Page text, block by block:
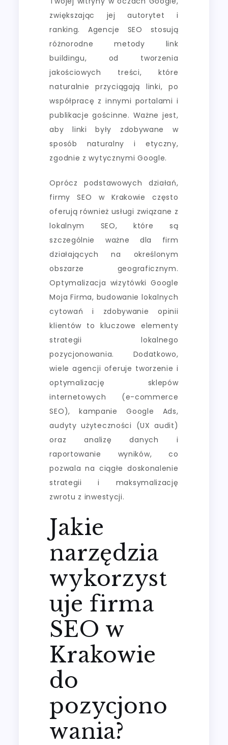
zwiększając jej autorytet i
ranking. Agencje SEO stosują
różnorodne metody link
buildingu, od tworzenia
jakościowych treści, które
naturalnie przyciągają linki, po
współpracę z innymi portalami i
publikacje gościnne. Ważne jest,
aby linki były zdobywane w
sposób naturalny i etyczny,
zgodnie z wytycznymi Google.
Oprócz podstawowych działań,
firmy SEO w Krakowie często
oferują również usługi związane z
lokalnym SEO, które są
szczególnie ważne dla firm
działających na określonym
obszarze geograficznym.
Optymalizacja wizytówki Google
Moja Firma, budowanie lokalnych
cytowań i zdobywanie opinii
klientów to kluczowe elementy
strategii lokalnego
pozycjonowania. Dodatkowo,
wiele agencji oferuje tworzenie i
optymalizację sklepów
internetowych (e-commerce
SEO), kampanie Google Ads,
audyty użyteczności (UX audit)
oraz analizę danych i
raportowanie wyników, co
pozwala na ciągłe doskonalenie
strategii i maksymalizację
zwrotu z inwestycji.
Jakie
narzędzia
wykorzyst
uje firma
SEO w
Krakowie
do
pozycjono
wania?